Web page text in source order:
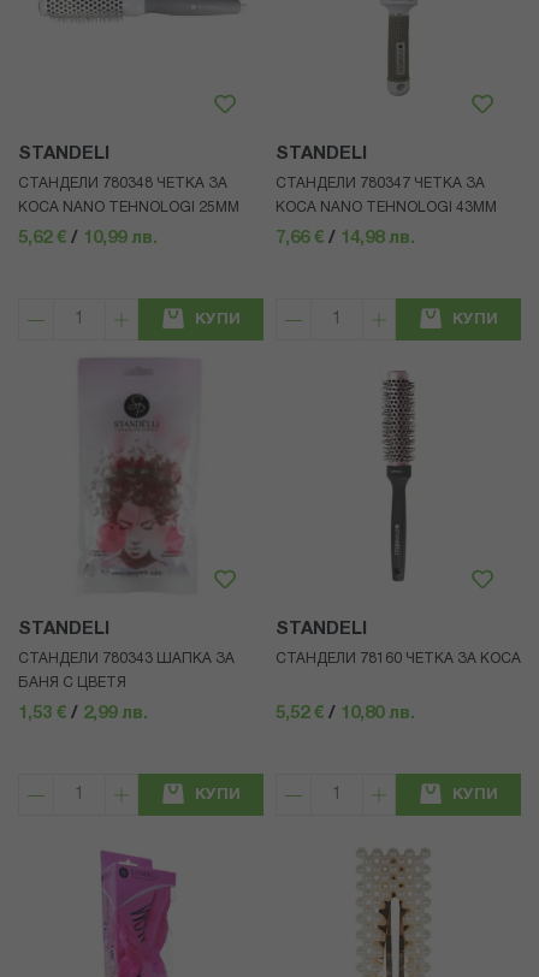
STANDELI
СТАНДЕЛИ 780348 ЧЕТКА ЗА
КОСА NANO TEHNOLOGI 25ММ
5,62 € / 10,99 лв.
КУПИ
STANDELI
СТАНДЕЛИ 780347 ЧЕТКА ЗА
КОСА NANO TEHNOLOGI 43ММ
7,66 € / 14,98 лв.
КУПИ
STANDELI
СТАНДЕЛИ 780343 ШАПКА ЗА
БАНЯ С ЦВЕТЯ
1,53 € / 2,99 лв.
КУПИ
STANDELI
СТАНДЕЛИ 78160 ЧЕТКА ЗА КОСА
5,52 € / 10,80 лв.
КУПИ